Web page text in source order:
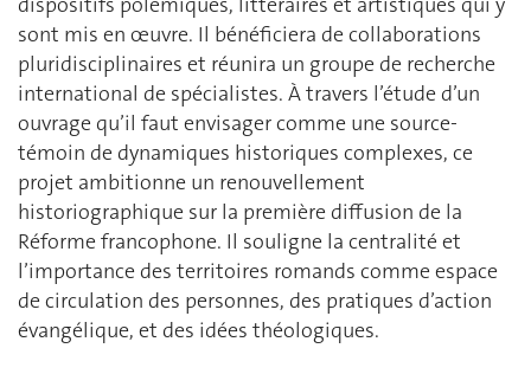
sont mis en œuvre. Il bénéficiera de collaborations
pluridisciplinaires et réunira un groupe de recherche
international de spécialistes. À travers l’étude d’un
ouvrage qu’il faut envisager comme une source-
témoin de dynamiques historiques complexes, ce
projet ambitionne un renouvellement
historiographique sur la première diffusion de la
Réforme francophone. Il souligne la centralité et
l’importance des territoires romands comme espace
de circulation des personnes, des pratiques d’action
évangélique, et des idées théologiques.